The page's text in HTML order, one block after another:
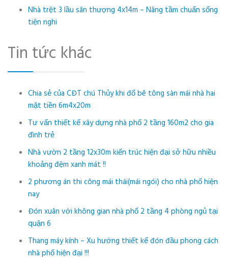
Nhà trệt 3 lầu sân thượng 4x14m – Nâng tầm chuẩn sống
tiện nghi
Tin tức khác
Chia sẻ của CĐT chú Thủy khi đổ bê tông sàn mái nhà hai
mặt tiền 6m4x20m
Tư vấn thiết kế xây dựng nhà phố 2 tầng 160m2 cho gia
đình trẻ
Nhà vườn 2 tầng 12x30m kiến trúc hiện đại sở hữu nhiều
khoảng đệm xanh mát !!
2 phương án thi công mái thái(mái ngói) cho nhà phố hiện
nay
Đón xuân với không gian nhà phố 2 tầng 4 phòng ngủ tại
quận 6
Thang máy kính – Xu hướng thiết kế đón đầu phong cách
nhà phố hiện đại !!!